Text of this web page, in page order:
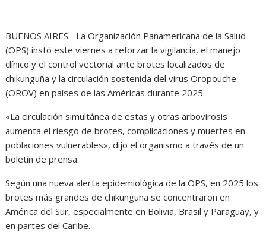
BUENOS AIRES.- La Organización Panamericana de la Salud
(OPS) instó este viernes a reforzar la vigilancia, el manejo
clínico y el control vectorial ante brotes localizados de
chikunguña y la circulación sostenida del virus Oropouche
(OROV) en países de las Américas durante 2025.
«La circulación simultánea de estas y otras arbovirosis
aumenta el riesgo de brotes, complicaciones y muertes en
poblaciones vulnerables», dijo el organismo a través de un
boletín de prensa.
Según una nueva alerta epidemiológica de la OPS, en 2025 los
brotes más grandes de chikunguña se concentraron en
América del Sur, especialmente en Bolivia, Brasil y Paraguay, y
en partes del Caribe.